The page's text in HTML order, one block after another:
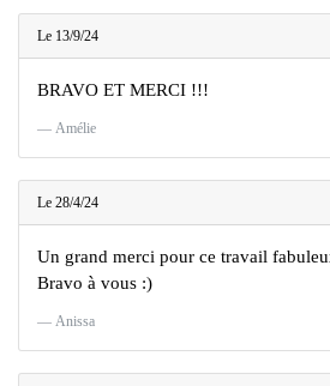
Le 13/9/24
BRAVO ET MERCI !!!
Amélie
Le 28/4/24
Un grand merci pour ce travail
Bravo à vous :)
Anissa